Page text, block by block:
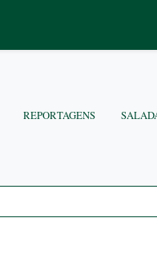
REPORTAGENS